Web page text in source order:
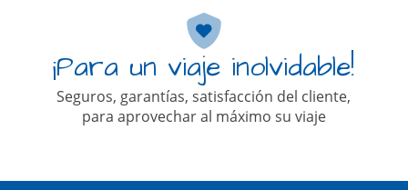
¡Para un viaje inolvidable!
Seguros, garantías, satisfacción del cliente,
para aprovechar al máximo su viaje